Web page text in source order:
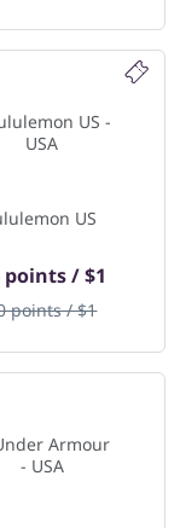
US
points / $1
points / $1